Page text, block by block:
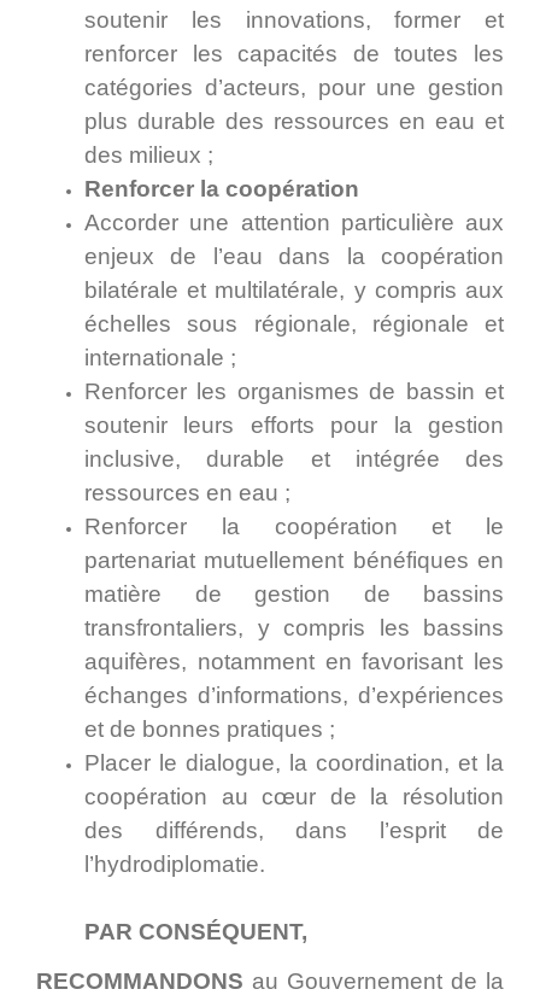
soutenir les innovations, former et
renforcer les capacités de toutes les
catégories d’acteurs, pour une gestion
plus durable des ressources en eau et
des milieux ;
Renforcer la coopération
Accorder une attention particulière aux
enjeux de l’eau dans la coopération
bilatérale et multilatérale, y compris aux
échelles sous régionale, régionale et
internationale ;
Renforcer les organismes de bassin et
soutenir leurs efforts pour la gestion
inclusive, durable et intégrée des
ressources en eau ;
Renforcer la coopération et le
partenariat mutuellement bénéfiques en
matière de gestion de bassins
transfrontaliers, y compris les bassins
aquifères, notamment en favorisant les
échanges d’informations, d’expériences
et de bonnes pratiques ;
Placer le dialogue, la coordination, et la
coopération au cœur de la résolution
des différends, dans l’esprit de
l’hydrodiplomatie.
PAR CONSÉQUENT,
RECOMMANDONS au Gouvernement de la